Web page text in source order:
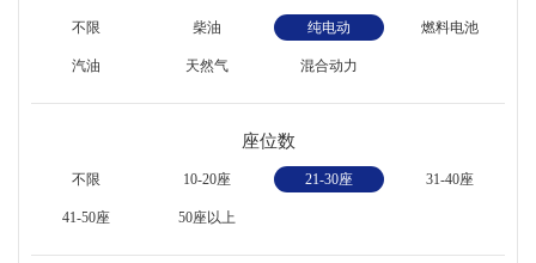
不限 柴油 纯电动 燃料电池
汽油 天然气 混合动力
座位数
不限 10-20座 21-30座 31-40座
41-50座 50座以上